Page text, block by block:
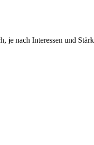
je nach Interessen und